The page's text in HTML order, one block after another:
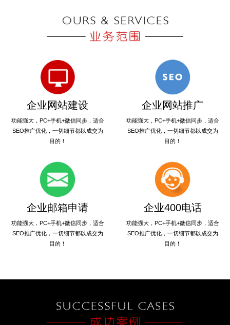
企业网站建设
功能强大，PC+手机+微信同步，适合
SEO推广优化，一切细节都以成交为
目的！
企业网站推广
功能强大，PC+手机+微信同步，适合
SEO推广优化，一切细节都以成交为
目的！
企业邮箱申请
功能强大，PC+手机+微信同步，适合
SEO推广优化，一切细节都以成交为
目的！
企业400电话
功能强大，PC+手机+微信同步，适合
SEO推广优化，一切细节都以成交为
目的！